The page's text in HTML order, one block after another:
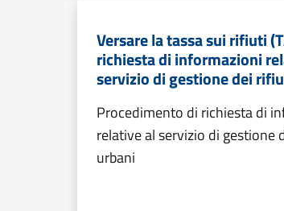
Versare la tassa sui rifiuti
richiesta di informazioni
servizio di gestione dei
Procedimento di richiesta di
relative al servizio di gestione
urbani